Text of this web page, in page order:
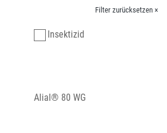
Filter zurücksetzen ×
Insektizid
Alial® 80 WG